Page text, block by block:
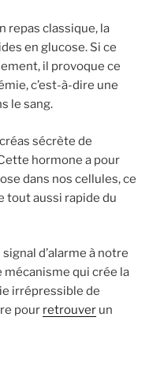
repas classique, la
en glucose. Si ce
il provoque ce
c’est-à-dire une
le sang.
sécrète de
hormone a pour
dans nos cellules, ce
tout aussi rapide du
d’alarme à notre
mécanisme qui crée la
irrépressible de
pour retrouver un